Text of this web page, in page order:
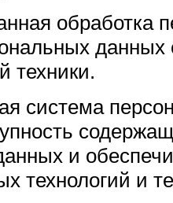
обработка
техники.
система
и
технологий и